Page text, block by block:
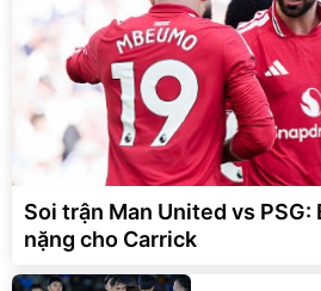
Soi trận Man United vs PSG:
nặng cho Carrick